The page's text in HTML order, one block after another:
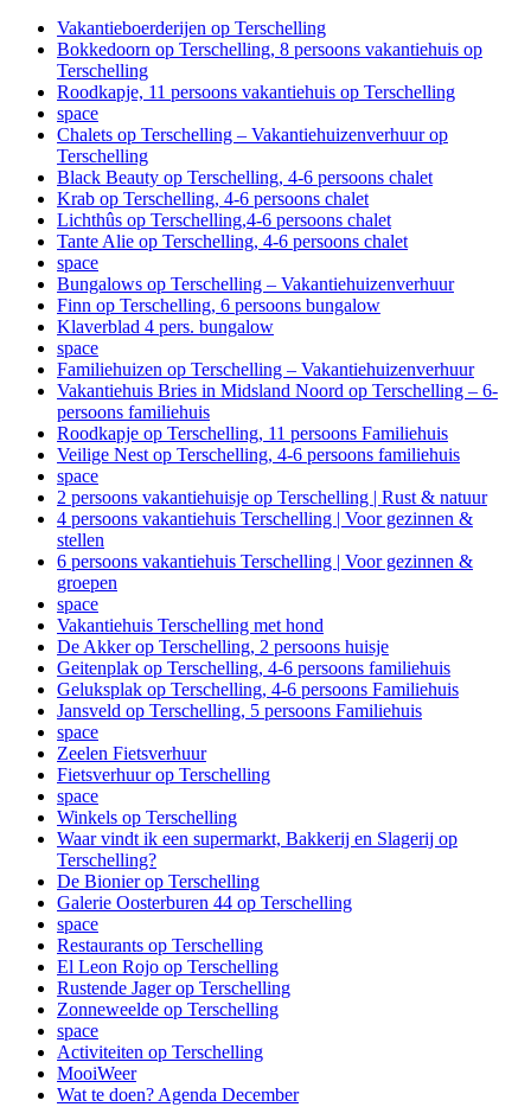
Vakantieboerderijen op Terschelling
Bokkedoorn op Terschelling, 8 persoons vakantiehuis op
Terschelling
Roodkapje, 11 persoons vakantiehuis op Terschelling
space
Chalets op Terschelling – Vakantiehuizenverhuur op
Terschelling
Black Beauty op Terschelling, 4-6 persoons chalet
Krab op Terschelling, 4-6 persoons chalet
Lichthûs op Terschelling,4-6 persoons chalet
Tante Alie op Terschelling, 4-6 persoons chalet
space
Bungalows op Terschelling – Vakantiehuizenverhuur
Finn op Terschelling, 6 persoons bungalow
Klaverblad 4 pers. bungalow
space
Familiehuizen op Terschelling – Vakantiehuizenverhuur
Vakantiehuis Bries in Midsland Noord op Terschelling – 6-
persoons familiehuis
Roodkapje op Terschelling, 11 persoons Familiehuis
Veilige Nest op Terschelling, 4-6 persoons familiehuis
space
2 persoons vakantiehuisje op Terschelling | Rust & natuur
4 persoons vakantiehuis Terschelling | Voor gezinnen &
stellen
6 persoons vakantiehuis Terschelling | Voor gezinnen &
groepen
space
Vakantiehuis Terschelling met hond
De Akker op Terschelling, 2 persoons huisje
Geitenplak op Terschelling, 4-6 persoons familiehuis
Geluksplak op Terschelling, 4-6 persoons Familiehuis
Jansveld op Terschelling, 5 persoons Familiehuis
space
Zeelen Fietsverhuur
Fietsverhuur op Terschelling
space
Winkels op Terschelling
Waar vindt ik een supermarkt, Bakkerij en Slagerij op
Terschelling?
De Bionier op Terschelling
Galerie Oosterburen 44 op Terschelling
space
Restaurants op Terschelling
El Leon Rojo op Terschelling
Rustende Jager op Terschelling
Zonneweelde op Terschelling
space
Activiteiten op Terschelling
MooiWeer
Wat te doen? Agenda December